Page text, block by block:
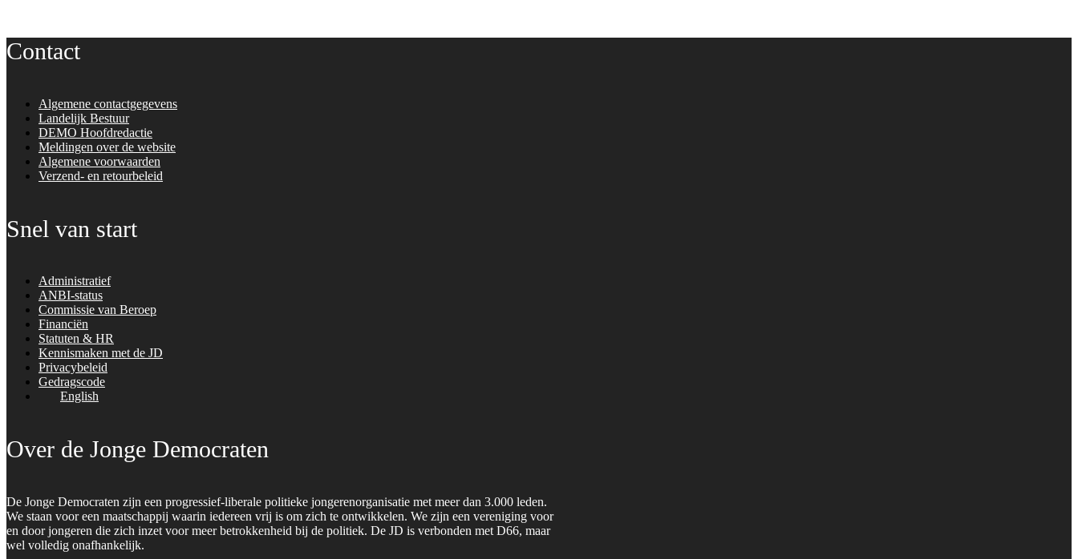
Contact
Algemene contactgegevens
Landelijk Bestuur
DEMO Hoofdredactie
Meldingen over de website
Algemene voorwaarden
Verzend- en retourbeleid
Snel van start
Administratief
ANBI-status
Commissie van Beroep
Financiën
Statuten & HR
Kennismaken met de JD
Privacybeleid
Gedragscode
English
Over de Jonge Democraten
De Jonge Democraten zijn een progressief-liberale politieke jongerenorganisatie met meer dan 3.000 leden.
We staan voor een maatschappij waarin iedereen vrij is om zich te ontwikkelen. We zijn een vereniging voor
en door jongeren die zich inzet voor meer betrokkenheid bij de politiek. De JD is verbonden met D66, maar
wel volledig onafhankelijk.